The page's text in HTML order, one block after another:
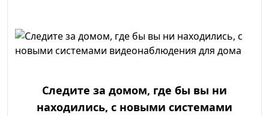
Следите за домом, где бы вы ни
находились, с новыми системами